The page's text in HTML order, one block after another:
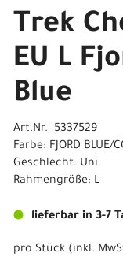
Trek
EU L
Blue
Art.Nr. 5337529
Farbe: FJORD BLUE/
Geschlecht: Uni
Rahmengröße: L
lieferbar in 3-7
pro Stück (inkl.